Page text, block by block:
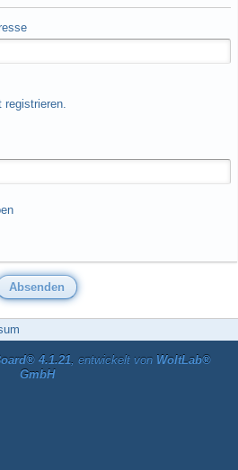
registrieren.
4.1.21, entwickelt von WoltLab®
GmbH